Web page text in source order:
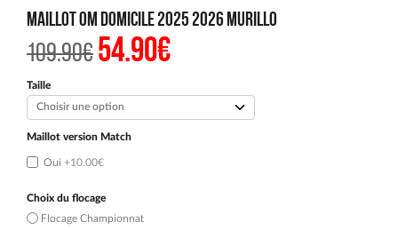
Maillot OM Domicile 2025 2026 Murillo
109.90€Le
prix
était :
109.90€.
54.90€Le
prix
est :
54.90€.
Taille
Maillot version Match
Oui +10.00€
Choix du flocage
Flocage Championnat